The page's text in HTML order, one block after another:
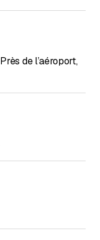
Près de l’aéroport,